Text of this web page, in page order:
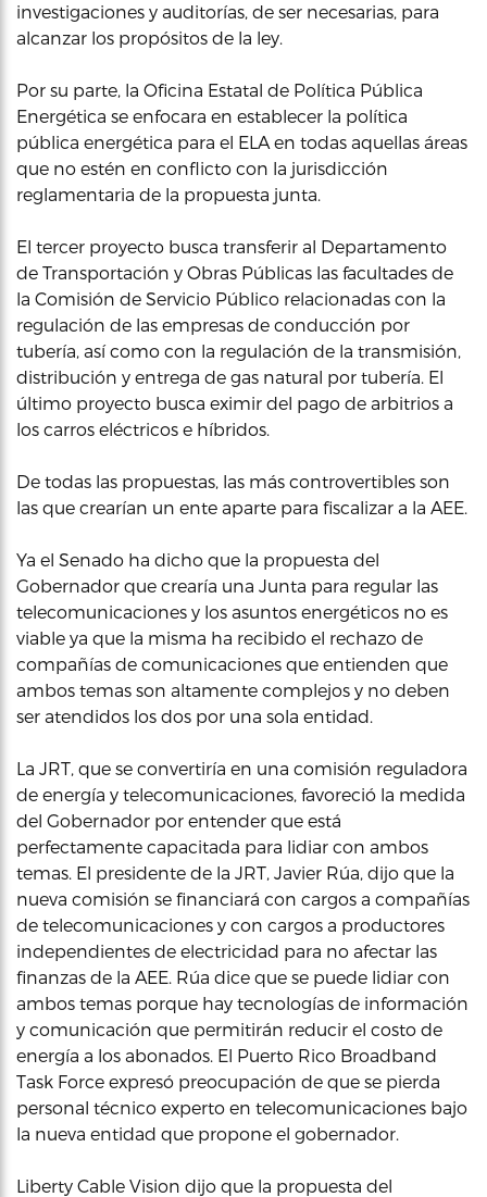
investigaciones y auditorías, de ser necesarias, para
alcanzar los propósitos de la ley.
Por su parte, la Oficina Estatal de Política Pública
Energética se enfocara en establecer la política
pública energética para el ELA en todas aquellas áreas
que no estén en conflicto con la jurisdicción
reglamentaria de la propuesta junta.
El tercer proyecto busca transferir al Departamento
de Transportación y Obras Públicas las facultades de
la Comisión de Servicio Público relacionadas con la
regulación de las empresas de conducción por
tubería, así como con la regulación de la transmisión,
distribución y entrega de gas natural por tubería. El
último proyecto busca eximir del pago de arbitrios a
los carros eléctricos e híbridos.
De todas las propuestas, las más controvertibles son
las que crearían un ente aparte para fiscalizar a la AEE.
Ya el Senado ha dicho que la propuesta del
Gobernador que crearía una Junta para regular las
telecomunicaciones y los asuntos energéticos no es
viable ya que la misma ha recibido el rechazo de
compañías de comunicaciones que entienden que
ambos temas son altamente complejos y no deben
ser atendidos los dos por una sola entidad.
La JRT, que se convertiría en una comisión reguladora
de energía y telecomunicaciones, favoreció la medida
del Gobernador por entender que está
perfectamente capacitada para lidiar con ambos
temas. El presidente de la JRT, Javier Rúa, dijo que la
nueva comisión se financiará con cargos a compañías
de telecomunicaciones y con cargos a productores
independientes de electricidad para no afectar las
finanzas de la AEE. Rúa dice que se puede lidiar con
ambos temas porque hay tecnologías de información
y comunicación que permitirán reducir el costo de
energía a los abonados. El Puerto Rico Broadband
Task Force expresó preocupación de que se pierda
personal técnico experto en telecomunicaciones bajo
la nueva entidad que propone el gobernador.
Liberty Cable Vision dijo que la propuesta del